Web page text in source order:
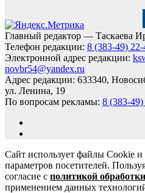
Главный редактор — Таскаева
Телефон редакции: 8 (383-49) 22-
Электронной адрес редакции:
novbr54@yandex.ru
Адрес редакции: 633340,
ул. Ленина, 19
По вопросам рекламы: 8 (383-49)
Сайт использует файлы Cookie и
параметров посетителей.
согласие с политикой
применением данных